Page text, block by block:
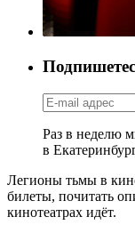
Раз в неделю
в
Легионы тьмы в
билеты, почитать
кинотеатрах идёт.